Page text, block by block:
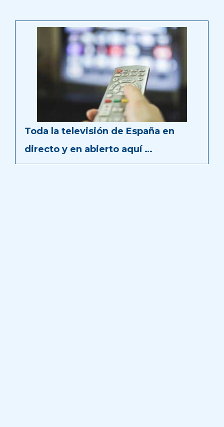
Toda la televisión de España en
directo y en abierto aquí …